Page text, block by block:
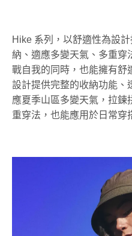
Hike 系列，以舒適性為設
納、適應多變天氣、多重穿
戰自我的同時，也能擁有舒
設計提供完整的收納功能、
應夏季山區多變天氣，拉鍊
重穿法，也能應用於日常穿